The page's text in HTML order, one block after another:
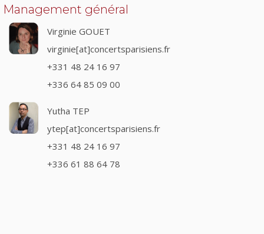
Management général
Virginie GOUET
virginie[at]concertsparisiens.fr
+331 48 24 16 97
+336 64 85 09 00
Yutha TEP
ytep[at]concertsparisiens.fr
+331 48 24 16 97
+336 61 88 64 78